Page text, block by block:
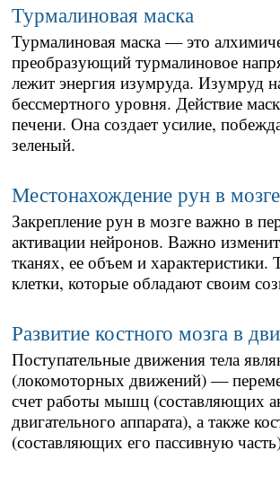
Турмалиновая маска
Турмалиновая маска — это
преобразующий турмалиновое
лежит энергия изумруда. Изумруд
бессмертного уровня. Действие
печени. Она создает усилие,
зеленый.
Местонахождение рун в мозге
Закрепление рун в мозге важно в
активации нейронов. Важно
тканях, ее объем и
клетки, которые обладают своим
Развитие костного мозга в
Поступательные движения тела
(локомоторных движений) —
счет работы мышц (составляющих
двигательного аппарата), а также
(составляющих его пассивную